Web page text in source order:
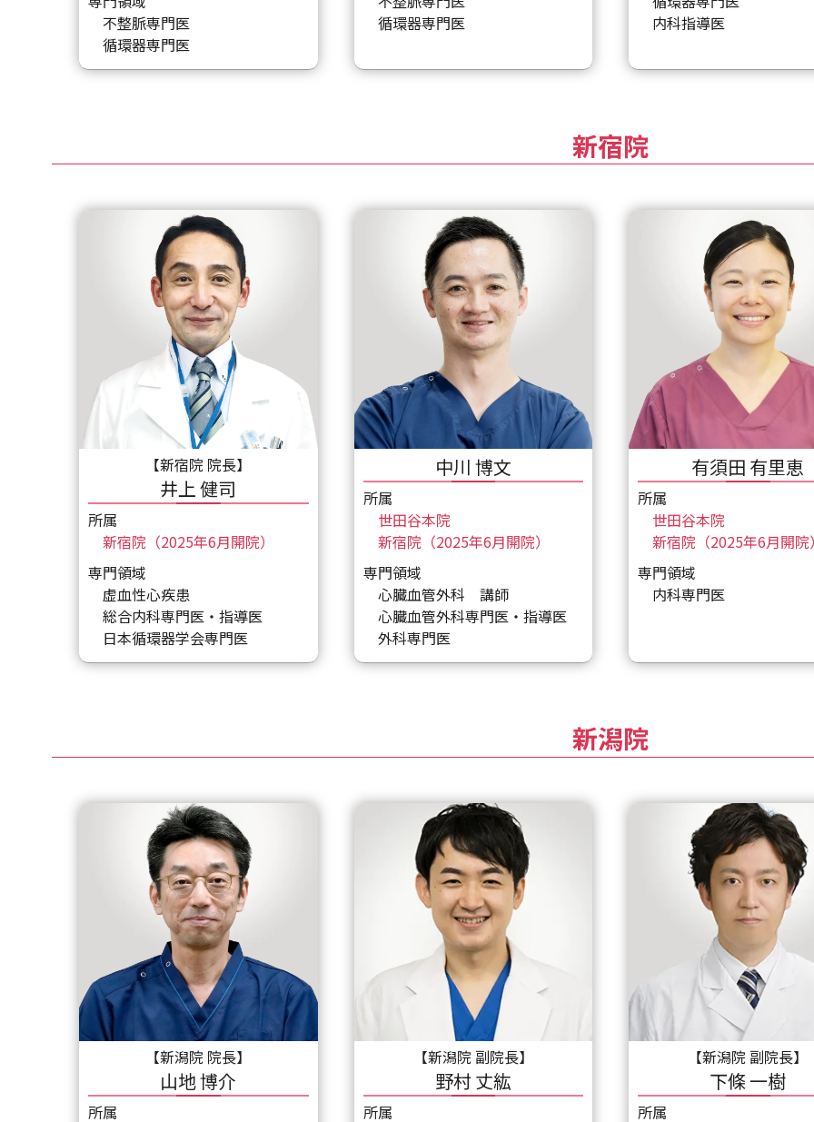
不整脈専門医
循環器専門医
循環器専門医
内科指導医
新宿院
【新宿院 院長】
井上 健司
所属
新宿院（2025年6月開院）
専門領域
虚血性心疾患
総合内科専門医・指導医
日本循環器学会専門医
中川 博文
所属
世田谷本院
新宿院（2025年6月開院）
専門領域
心臓血管外科 講師
心臓血管外科専門医・指導医
外科専門医
有須田 有里恵
所属
世田谷本院
新宿院（2025年6月開院
専門領域
内科専門医
新潟院
【新潟院 院長】
山地 博介
所属
【新潟院 副院長】
野村 丈紘
所属
【新潟院 副院長】
下條 一樹
所属